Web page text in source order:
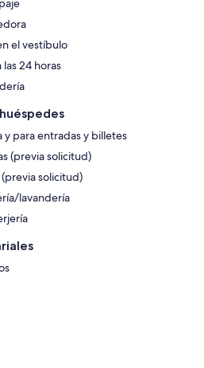
el vestíbulo
24 horas
y para entradas y billetes
(previa solicitud)
solicitud)
lavandería